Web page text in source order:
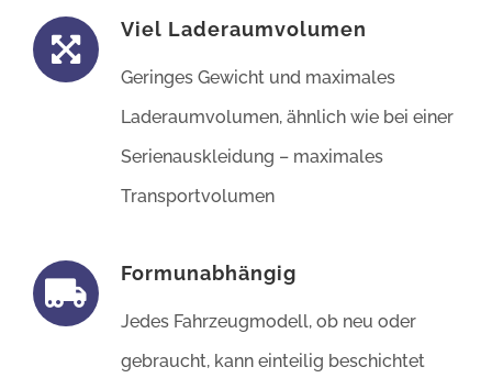
Viel Laderaumvolumen
Geringes Gewicht und maximales
Laderaumvolumen, ähnlich wie bei einer
Serienauskleidung – maximales
Transportvolumen
Formunabhängig
Jedes Fahrzeugmodell, ob neu oder
gebraucht, kann einteilig beschichtet